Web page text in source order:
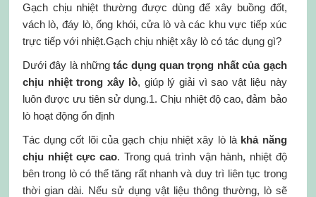
Gạch chịu nhiệt thường được dùng để xây buồng đốt,
vách lò, đáy lò, ống khói, cửa lò và các khu vực tiếp xúc
trực tiếp với nhiệt.Gạch chịu nhiệt xây lò có tác dụng gì?
Dưới đây là nhữngtác dụng quan trọng nhất của gạch
chịu nhiệt trong xây lò, giúp lý giải vì sao vật liệu này
luôn được ưu tiên sử dụng.1. Chịu nhiệt độ cao, đảm bảo
lò hoạt động ổn định
Tác dụng cốt lõi của gạch chịu nhiệt xây lò là khả năng
chịu nhiệt cực cao. Trong quá trình vận hành, nhiệt độ
bên trong lò có thể tăng rất nhanh và duy trì liên tục trong
thời gian dài. Nếu sử dụng vật liệu thông thường, lò sẽ